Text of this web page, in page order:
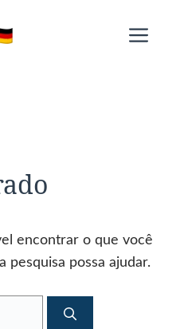
encontrar o que você
pesquisa possa ajudar.